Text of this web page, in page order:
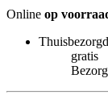
Online op
Thuisbezorgd
gratis